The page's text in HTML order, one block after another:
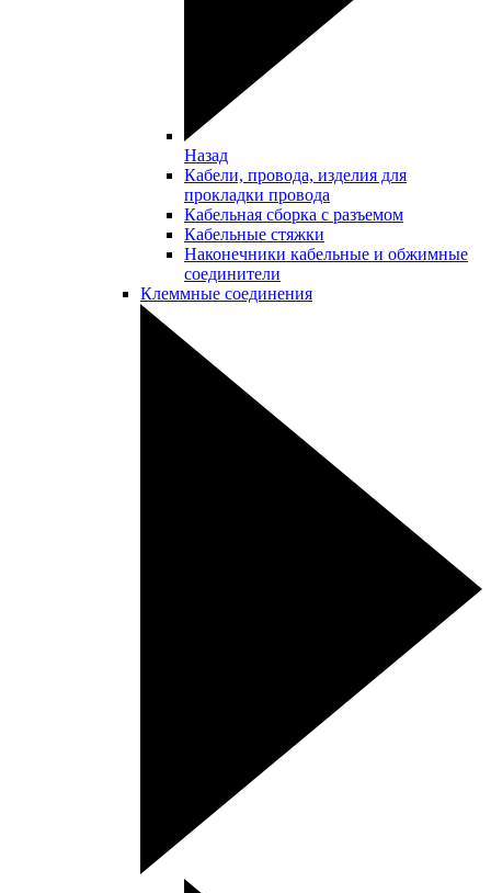
Назад
Кабели, провода, изделия для
прокладки провода
Кабельная сборка с разъемом
Кабельные стяжки
Наконечники кабельные и обжимные
соединители
Клеммные соединения